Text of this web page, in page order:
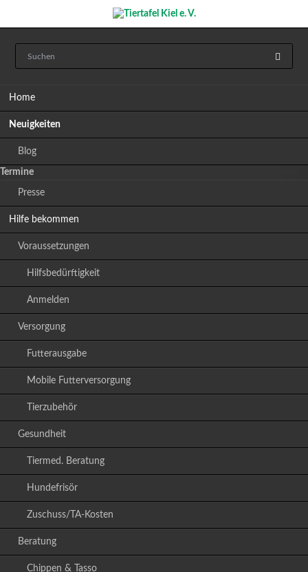
Home
Neuigkeiten
Blog
Termine
Presse
Hilfe bekommen
Voraussetzungen
Hilfsbedürftigkeit
Anmelden
Versorgung
Futterausgabe
Mobile Futterversorgung
Tierzubehör
Gesundheit
Tiermed. Beratung
Hundefrisör
Zuschuss/TA-Kosten
Beratung
Chippen & Tasso